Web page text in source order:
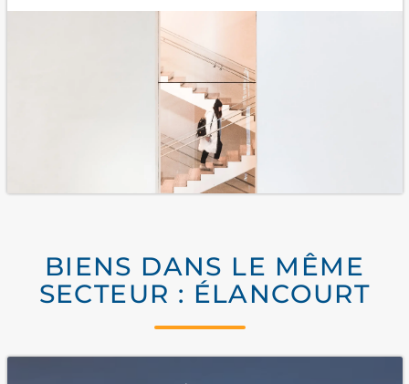
BIENS DANS LE MÊME
SECTEUR : ÉLANCOURT